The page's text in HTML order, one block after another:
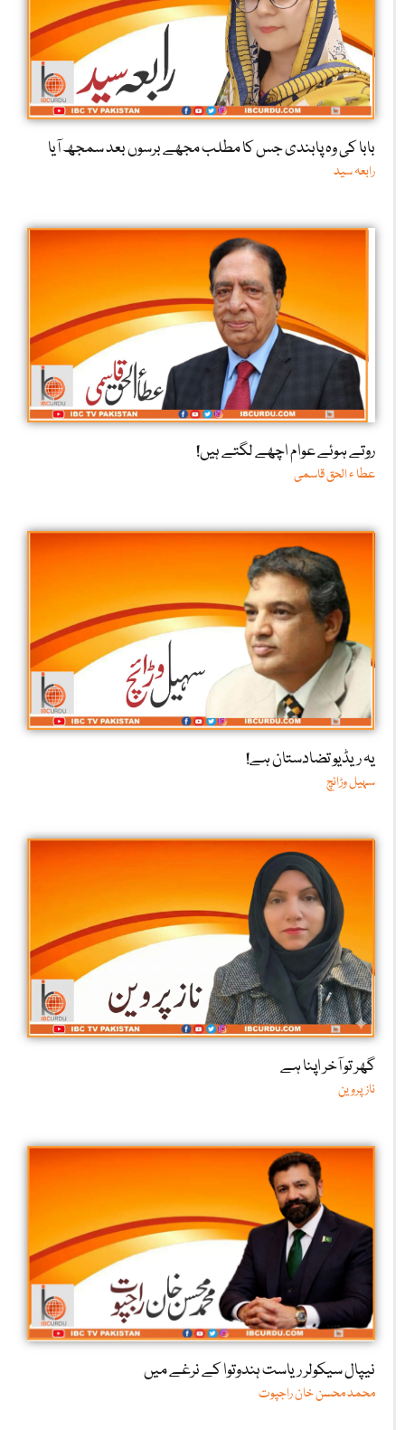
بابا کی وہ پابندی جس کا مطلب مجھے برسوں بعد سمجھ آیا
رابعہ سید
روتے ہوئے عوام اچھے لگتے ہیں!
عطا ء الحق قاسمی
یہ ریڈیو تضادستان ہے!
سہیل وڑائچ
گھر تو آخر اپنا ہے
ناز پروین
نیپال سیکولر ریاست ہندوتوا کے نرغے میں
محمد محسن خان راجپوت